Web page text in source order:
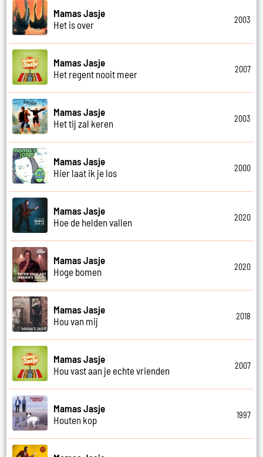
Mamas Jasje
Het is over
2003
Mamas Jasje
Het regent nooit meer
2007
Mamas Jasje
Het tij zal keren
2003
Mamas Jasje
Hier laat ik je los
2000
Mamas Jasje
Hoe de helden vallen
2020
Mamas Jasje
Hoge bomen
2020
Mamas Jasje
Hou van mij
2018
Mamas Jasje
Hou vast aan je echte vrienden
2007
Mamas Jasje
Houten kop
1997